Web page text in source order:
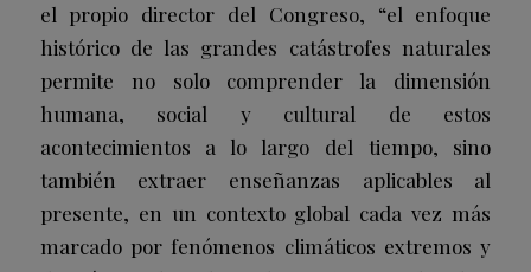
el propio director del Congreso, “el enfoque
histórico de las grandes catástrofes naturales
permite no solo comprender la dimensión
humana, social y cultural de estos
acontecimientos a lo largo del tiempo, sino
también extraer enseñanzas aplicables al
presente, en un contexto global cada vez más
marcado por fenómenos climáticos extremos y